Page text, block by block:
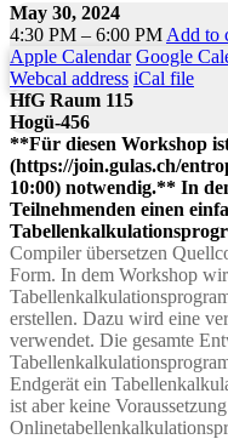
May 30, 2024
4:30 PM – 6:00 PM Add to
Apple Calendar Google
Webcal address iCal file
HfG Raum 115
Hogü-456
**Für diesen Workshop
(https://join.gulas.ch/
10:00) notwendig.** In
Teilnehmenden einen
Compiler übersetzen
Form. In dem Workshop
erstellen. Dazu wird eine
verwendet. Die gesamte
Endgerät ein
ist aber keine